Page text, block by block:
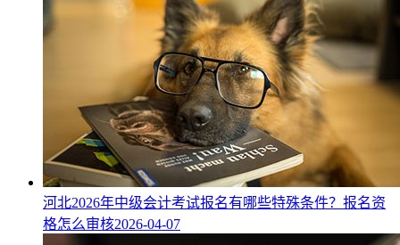
河北2026年中级会计考试报名有哪些特殊条件？报名资
格怎么审核2026-04-07